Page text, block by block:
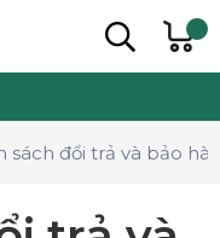
sách đổi trả và bảo